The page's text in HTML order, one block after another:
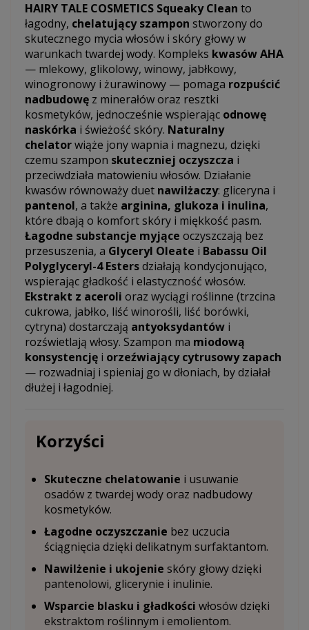
HAIRY TALE COSMETICS Squeaky Clean to
łagodny, chelatujący szampon stworzony do
skutecznego mycia włosów i skóry głowy w
warunkach twardej wody. Kompleks kwasów AHA
— mlekowy, glikolowy, winowy, jabłkowy,
winogronowy i żurawinowy — pomaga rozpuścić
nadbudowę z minerałów oraz resztki
kosmetyków, jednocześnie wspierając odnowę
naskórka i świeżość skóry. Naturalny
chelatorwiąże jony wapnia i magnezu, dzięki
czemu szampon skuteczniej oczyszcza i
przeciwdziała matowieniu włosów. Działanie
kwasów równoważy duet nawilżaczy: gliceryna i
pantenol, a także arginina, glukoza i inulina,
które dbają o komfort skóry i miękkość pasm.
Łagodne substancje myjące oczyszczają bez
przesuszenia, a Glyceryl Oleate i Babassu Oil
Polyglyceryl-4 Estersdziałają kondycjonująco,
wspierając gładkość i elastyczność włosów.
Ekstrakt z aceroli oraz wyciągi roślinne (trzcina
cukrowa, jabłko, liść winorośli, liść borówki,
cytryna) dostarczają antyoksydantów i
rozświetlają włosy. Szampon ma miodową
konsystencję i orzeźwiający cytrusowy zapach
— rozwadniaj i spieniaj go w dłoniach, by działał
dłużej i łagodniej.
Korzyści
Skuteczne chelatowanie i usuwanie
osadów z twardej wody oraz nadbudowy
kosmetyków.
Łagodne oczyszczanie bez uczucia
ściągnięcia dzięki delikatnym surfaktantom.
Nawilżenie i ukojenie skóry głowy dzięki
pantenolowi, glicerynie i inulinie.
Wsparcie blasku i gładkości włosów dzięki
ekstraktom roślinnym i emolientom.